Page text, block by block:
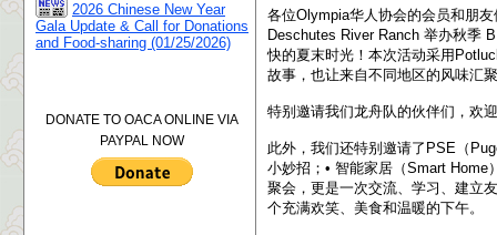
2026 Chinese New Year
Gala Update & Call for Donations
and Food-sharing (01/25/2026)
DONATE TO OACA ONLINE VIA
PAYPAL NOW
各位Olympia华人协会的会员和朋
Deschutes River Ranch 举办秋季
快的夏末时光！本次活动采用
故事，也让来自不同地区的风味汇
特别邀请我们龙舟队的伙伴们，欢
此外，我们还特别邀请了PSE（
小妙招；• 智能家居（Smart Home
聚会，更是一次交流、学习、建立
个充满欢笑、美食和温暖的下午。